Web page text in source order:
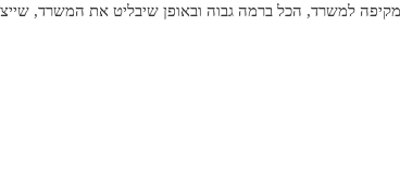
מקיפה למשרד, הכל ברמה גבוה ובאופן שיבליט את המשרד,